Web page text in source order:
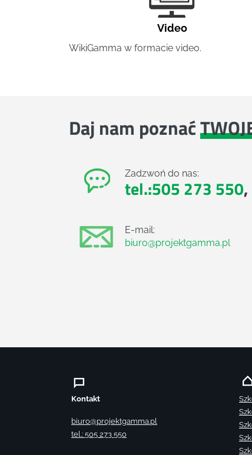
Video
WikiGamma w formacie video.
Daj nam poznać
Zadzwoń do nas:
tel.:505 273 550,
E-mail:
biuro@projektgamma.pl
Kontakt
biuro@projektgamma.pl
tel.: 505 273 550